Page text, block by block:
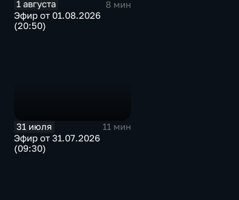
1 августа
8 мин
Эфир от 01.08.2026
(20:50)
31 июля
11 мин
Эфир от 31.07.2026
(09:30)